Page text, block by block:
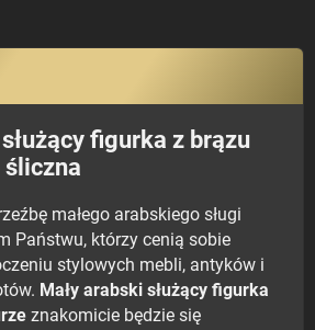
figurka z brązu
śliczna
małego arabskiego sługi
Państwu, którzy cenią sobie
stylowych mebli, antyków i
Mały arabski służący figurka
znakomicie będzie się